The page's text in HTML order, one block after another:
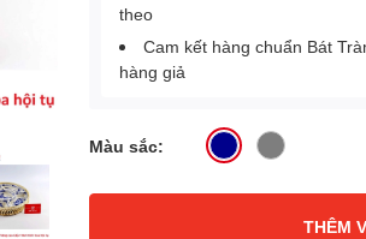
theo
Cam kết hàng chuẩn Bát
hàng giả
Màu sắc:
THÊM